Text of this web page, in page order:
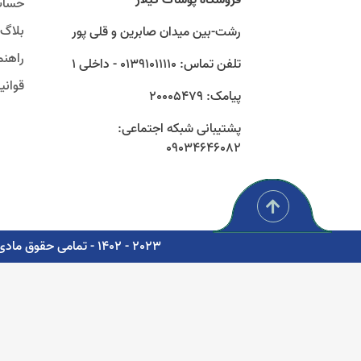
رشت-بین میدان صابرین و قلی پور
تلفن تماس: 01391011110 - داخلی 1
پیامک: 20005479
پشتیبانی شبکه اجتماعی:
09034646082
بلاگ
2023 - 1402 - تمامی حقوق مادی و معنوی برای شرکت پوشاک سبز گستر گیلار محفوظ است. - مشاوره، پشتیبانی و طراحی اتوماسیون دیجیتال: